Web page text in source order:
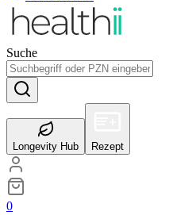
Suche
Longevity Hub Rezept
0